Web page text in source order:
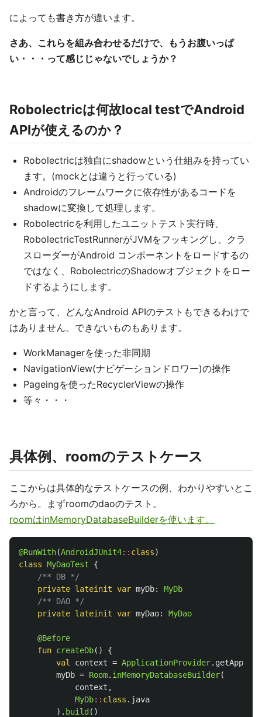
によっても書き方が違います。
さあ、これらを組み合わせるだけで、もうお腹いっぱ
い・・・って感じじゃないでしょうか？
Robolectricは何故local testでAndroid
APIが使えるのか？
Robolectricは独自にshadowという仕組みを持ってい
ます。(mockとは違うと行っている)
Androidのフレームワークに依存性があるコードを
shadowに変換して処理します。
Robolectricを利用したユニットテスト実行時、
RobolectricTestRunnerがJVMをフッキングし、クラ
スローダーがAndroid コンポーネントをロードするの
ではなく、RobolectricのShadowオブジェクトをロー
ドするようにします。
かと言って、どんなAndroid APIのテストもできるわけで
はありません。できないものもあります。
WorkManagerを使った非同期
NavigationView(ナビゲーションドロワー)の操作
Pageingを使ったRecyclerViewの操作
等々・・・
具体例、roomのテストケース
ここからは具体的なテストケースの例、わかりやすいとこ
ろから。まずroomのdaoのテスト。
roomはinMemoryDatabaseBuilderを使います。
@RunWith(AndroidJUnit4:: class)
class MyDaoTest
{
/** DB */
private lateinit var myDb:
MyDb
/** DAO */
private lateinit var myDao: MyDao
@Before
fun createDb()
{
val
context = ApplicationProvider.
myDb = Room. inMemoryDatabaseBuilder(
context ,
MyDb:: class . java
). build ()